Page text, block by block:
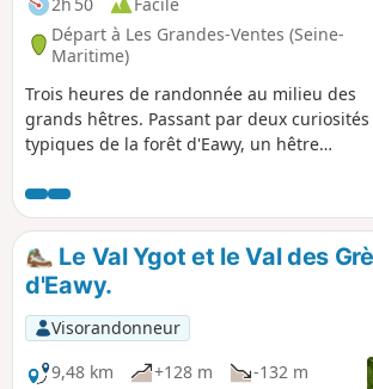
Départ à Les Grandes-Ventes (Seine-
Maritime)
Trois heures de randonnée au milieu des
grands hêtres. Passant par deux curiosités
typiques de la forêt d'Eawy, un hêtre
mare, celle de Saint-Paterne. Circuit facile
toute saison car la variante hors piste est
sans portion boueuse.
Le Val Ygot et le Val des
d'Eawy.
Visorandonneur
9,48 km
+128 m
-132 m